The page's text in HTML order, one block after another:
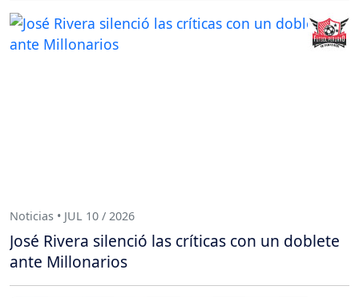
Noticias • JUL 10 / 2026
José Rivera silenció las críticas con un doblete
ante Millonarios